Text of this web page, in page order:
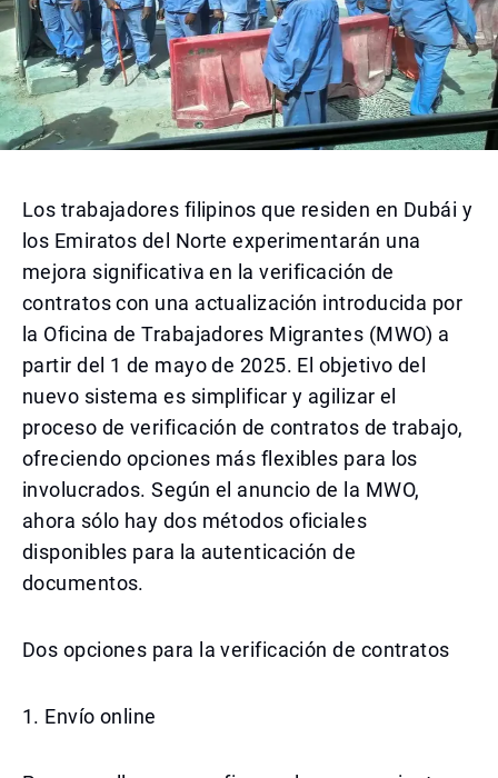
Los trabajadores filipinos que residen en Dubái y
los Emiratos del Norte experimentarán una
mejora significativa en la verificación de
contratos con una actualización introducida por
la Oficina de Trabajadores Migrantes (MWO) a
partir del 1 de mayo de 2025. El objetivo del
nuevo sistema es simplificar y agilizar el
proceso de verificación de contratos de trabajo,
ofreciendo opciones más flexibles para los
involucrados. Según el anuncio de la MWO,
ahora sólo hay dos métodos oficiales
disponibles para la autenticación de
documentos.
Dos opciones para la verificación de contratos
1. Envío online